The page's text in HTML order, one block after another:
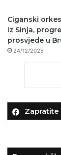
Ciganski
iz Sinja,
prosvjede u
24/12/2025
Zapratite